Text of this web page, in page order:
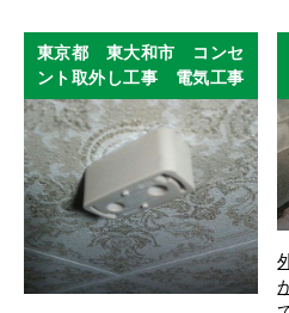
東京都 東大和市 コンセ
ント取外し工事 電気工事